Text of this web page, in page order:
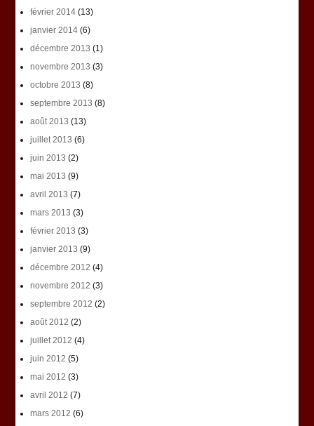
février 2014(13)
janvier 2014(6)
décembre 2013 (1)
novembre 2013 (3)
octobre 2013 (8)
septembre 2013 (8)
août 2013 (13)
juillet 2013 (6)
juin 2013 (2)
mai 2013 (9)
avril 2013 (7)
mars 2013 (3)
février 2013 (3)
janvier 2013 (9)
décembre 2012 (4)
novembre 2012 (3)
septembre 2012 (2)
août 2012 (2)
juillet 2012 (4)
juin 2012 (5)
mai 2012 (3)
avril 2012 (7)
mars 2012 (6)